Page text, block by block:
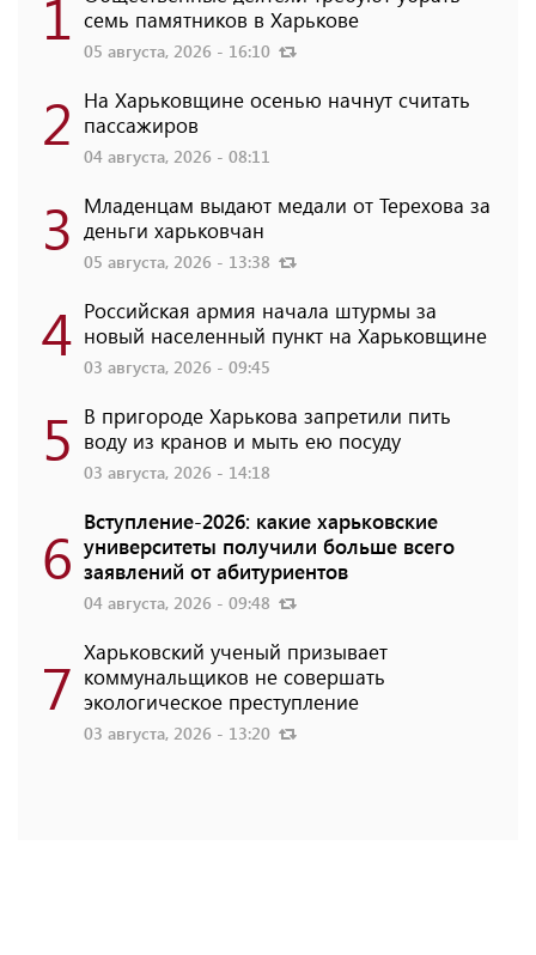
1 семь памятников в Харькове
05 августа, 2026 - 16:10
2 На Харьковщине осенью начнут считать
пассажиров
04 августа, 2026 - 08:11
3 Младенцам выдают медали от Терехова за
деньги харьковчан
05 августа, 2026 - 13:38
4 Российская армия начала штурмы за
новый населенный пункт на Харьковщине
03 августа, 2026 - 09:45
5 В пригороде Харькова запретили пить
воду из кранов и мыть ею посуду
03 августа, 2026 - 14:18
6 Вступление-2026: какие харьковские
университеты получили больше всего
заявлений от абитуриентов
04 августа, 2026 - 09:48
7 Харьковский ученый призывает
коммунальщиков не совершать
экологическое преступление
03 августа, 2026 - 13:20